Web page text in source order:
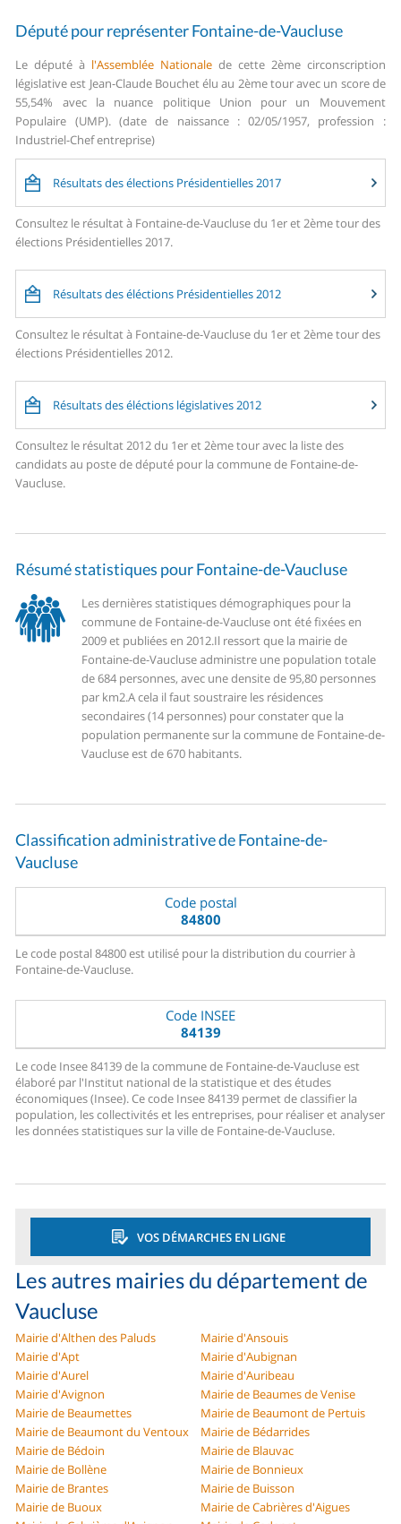
Député pour représenter Fontaine-de-Vaucluse
Le député à l'Assemblée Nationale de cette 2ème circonscription
législative est Jean-Claude Bouchet élu au 2ème tour avec un score de
55,54% avec la nuance politique Union pour un Mouvement
Populaire (UMP). (date de naissance : 02/05/1957, profession :
Industriel-Chef entreprise)
Résultats des élections Présidentielles 2017
Consultez le résultat à Fontaine-de-Vaucluse du 1er et 2ème tour des
élections Présidentielles 2017.
Résultats des éléctions Présidentielles 2012
Consultez le résultat à Fontaine-de-Vaucluse du 1er et 2ème tour des
élections Présidentielles 2012.
Résultats des éléctions législatives 2012
Consultez le résultat 2012 du 1er et 2ème tour avec la liste des
candidats au poste de député pour la commune de Fontaine-de-
Vaucluse.
Résumé statistiques pour Fontaine-de-Vaucluse
Les dernières statistiques démographiques pour la
commune de Fontaine-de-Vaucluse ont été fixées en
2009 et publiées en 2012.Il ressort que la mairie de
Fontaine-de-Vaucluse administre une population totale
de 684 personnes, avec une densite de 95,80 personnes
par km2.A cela il faut soustraire les résidences
secondaires (14 personnes) pour constater que la
population permanente sur la commune de Fontaine-de-
Vaucluse est de 670 habitants.
Classification administrative de Fontaine-de-
Vaucluse
Code postal
84800
Le code postal 84800 est utilisé pour la distribution du courrier à
Fontaine-de-Vaucluse.
Code INSEE
84139
Le code Insee 84139 de la commune de Fontaine-de-Vaucluse est
élaboré par l'Institut national de la statistique et des études
économiques (Insee). Ce code Insee 84139 permet de classifier la
population, les collectivités et les entreprises, pour réaliser et analyser
les données statistiques sur la ville de Fontaine-de-Vaucluse.
VOS DÉMARCHES EN LIGNE
Les autres mairies du département de
Vaucluse
Mairie d'Althen des Paluds
Mairie d'Ansouis
Mairie d'Apt
Mairie d'Aubignan
Mairie d'Aurel
Mairie d'Auribeau
Mairie d'Avignon
Mairie de Beaumes de Venise
Mairie de Beaumettes
Mairie de Beaumont de Pertuis
Mairie de Beaumont du Ventoux
Mairie de Bédarrides
Mairie de Bédoin
Mairie de Blauvac
Mairie de Bollène
Mairie de Bonnieux
Mairie de Brantes
Mairie de Buisson
Mairie de Buoux
Mairie de Cabrières d'Aigues